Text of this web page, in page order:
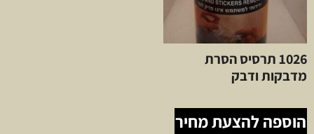
1026 תרסיס הסרת
מדבקות ודבק
הוספה להצעת מחיר